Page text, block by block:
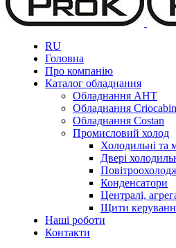
RU
Головна
Про компанію
Каталог обладнання
Обладнання AHT
Обладнання Criocabin
Обладнання Costan
Промисловий холод
Холодильні та
Двері
Конденсатори
Централі,
Щити
Наші роботи
Контакти